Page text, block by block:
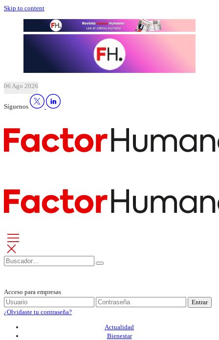
Skip to content
06 Ago 2026
Síguenos
Acceso para empresas
Entrar
¿Olvidaste tu contraseña?
Actualidad
Bienestar